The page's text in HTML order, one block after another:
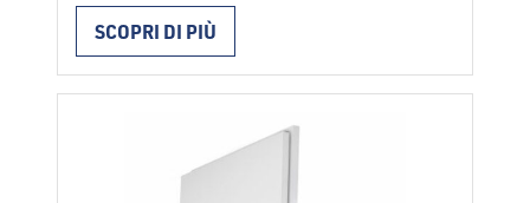
utilizzano per l’isolamento termico nei
sistemi di facciata ETICS in conformità con
ETAG 004. I pannelli vengono installati
con collanti per facciata o con l’aggiunta di
fissatori meccanici. Durante l’installazione
vanno rispettate le …
SCOPRI DI PIÙ